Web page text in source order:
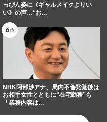
っぴん姿に《ギャルメイクよりい
い》の声…“お…
NHK阿部渉アナ、局内不倫発覚後は
お相手女性とともに“在宅勤務”も
「業務内容は…